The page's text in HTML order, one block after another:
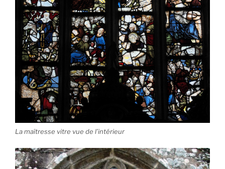
La maîtresse vitre vue de l’intérieur